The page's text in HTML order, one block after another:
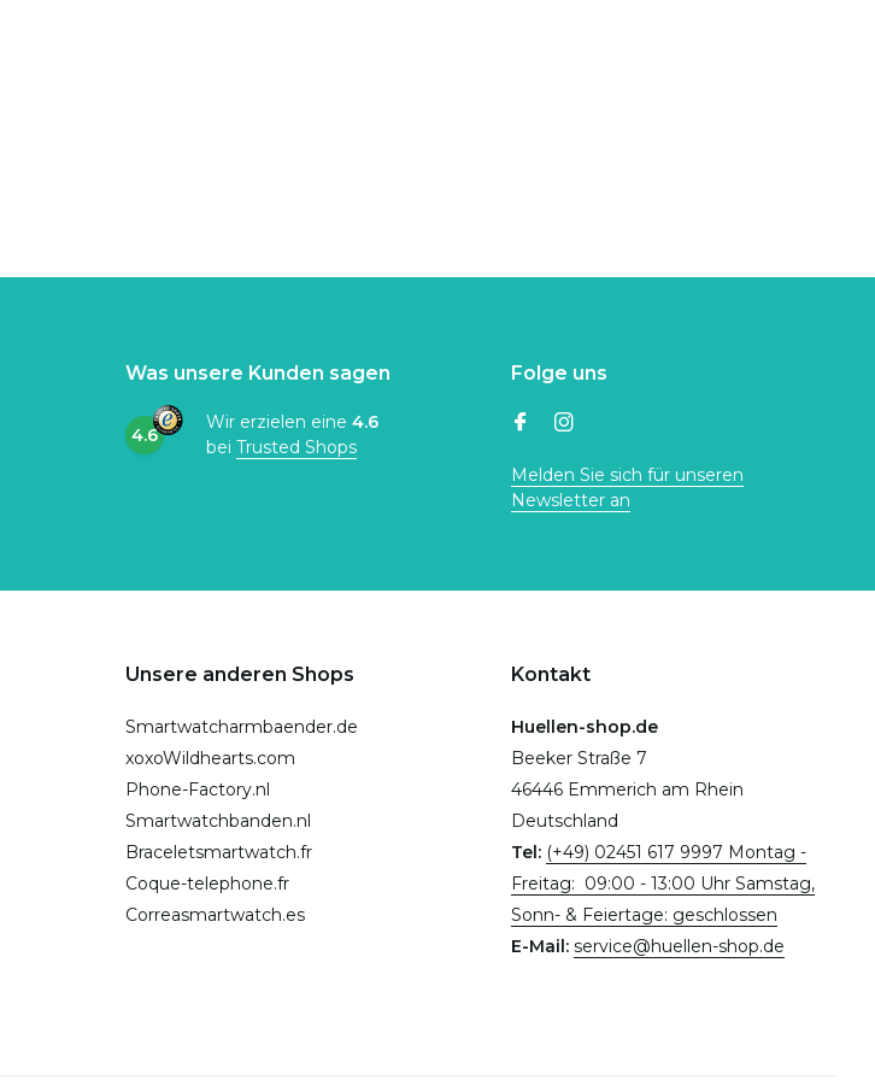
Was unsere Kunden sagen
4.6
Wir erzielen eine 4.6
bei Trusted Shops
Folge uns
Melden Sie sich für unseren
Newsletter an
Unsere anderen Shops
Smartwatcharmbaender.de
xoxoWildhearts.com
Phone-Factory.nl
Smartwatchbanden.nl
Braceletsmartwatch.fr
Coque-telephone.fr
Correasmartwatch.es
Kontakt
Huellen-shop.de
Beeker Straße 7
46446 Emmerich am Rhein
Deutschland
Tel: (+49) 02451 617 9997 Montag -
Freitag: 09:00 - 13:00 Uhr Samstag,
Sonn- & Feiertage: geschlossen
E-Mail: service@huellen-shop.de